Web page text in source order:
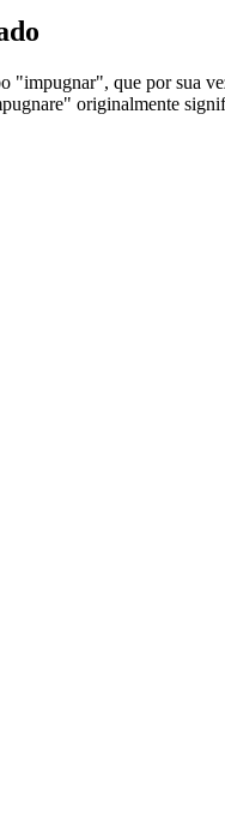
"impugnar", que por sua
originalmente